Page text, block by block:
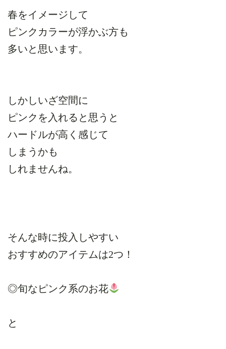
春をイメージして
ピンクカラーが浮かぶ方も
多いと思います。
しかしいざ空間に
ピンクを入れると思うと
ハードルが高く感じて
しまうかも
しれませんね。
そんな時に投入しやすい
おすすめのアイテムは2つ！
◎旬なピンク系のお花
と